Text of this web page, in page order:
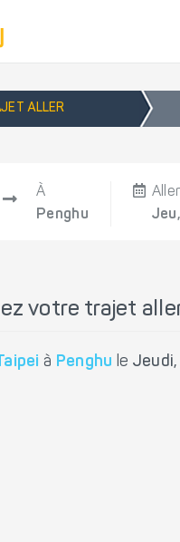
ALLER
À
Penghu
Aller
votre trajet
Taipei à Penghu le